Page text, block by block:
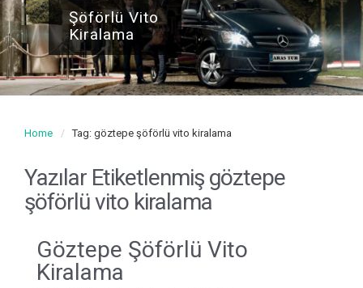
Şöförlü Vito
Kiralama
Home Tag: göztepe şöförlü vito kiralama
Yazılar Etiketlenmiş göztepe
şöförlü vito kiralama
Göztepe Şöförlü Vito
Kiralama